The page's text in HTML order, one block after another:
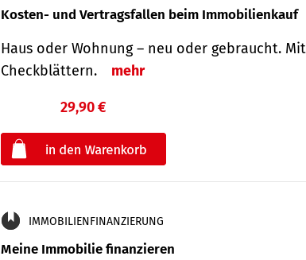
Kosten- und Vertragsfallen beim Immobilienkauf
Haus oder Wohnung – neu oder gebraucht.
Check­blättern.
mehr
29,90 €
IMMOBILIENFINANZIERUNG
Meine Immobilie finanzieren